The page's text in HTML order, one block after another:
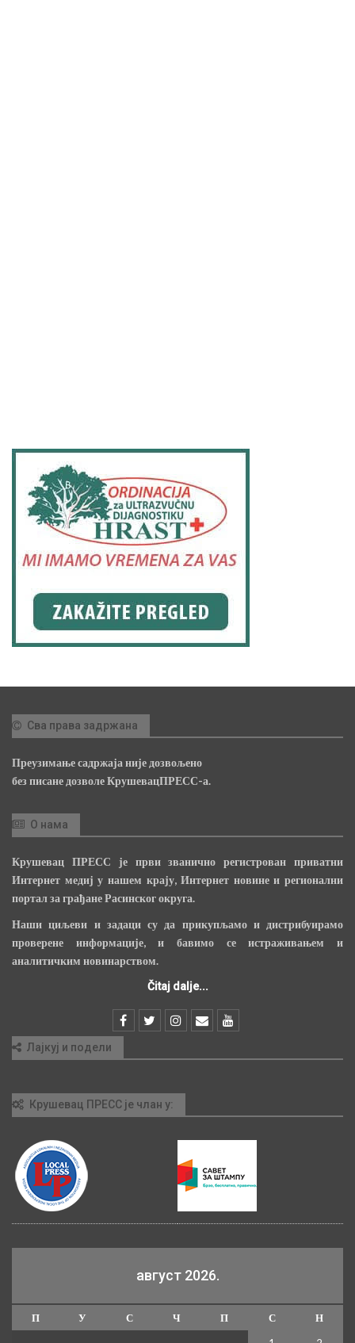
Сва права задржана
Преузимање садржаја није дозвољено
без писане дозволе КрушевацПРЕСС-а.
О нама
Крушевац ПРЕСС је први званично регистрован приватни
Интернет медиј у нашем крају, Интернет новине и регионални
портал за грађане Расинског округа.
Наши циљеви и задаци су да прикупљамо и дистрибуирамо
проверене информације, и бавимо се истраживањем и
аналитичким новинарством.
Čitaj dalje...
Лајкуј и подели
Крушевац ПРЕСС је члан у:
август 2026.
П У С Ч П С
Н